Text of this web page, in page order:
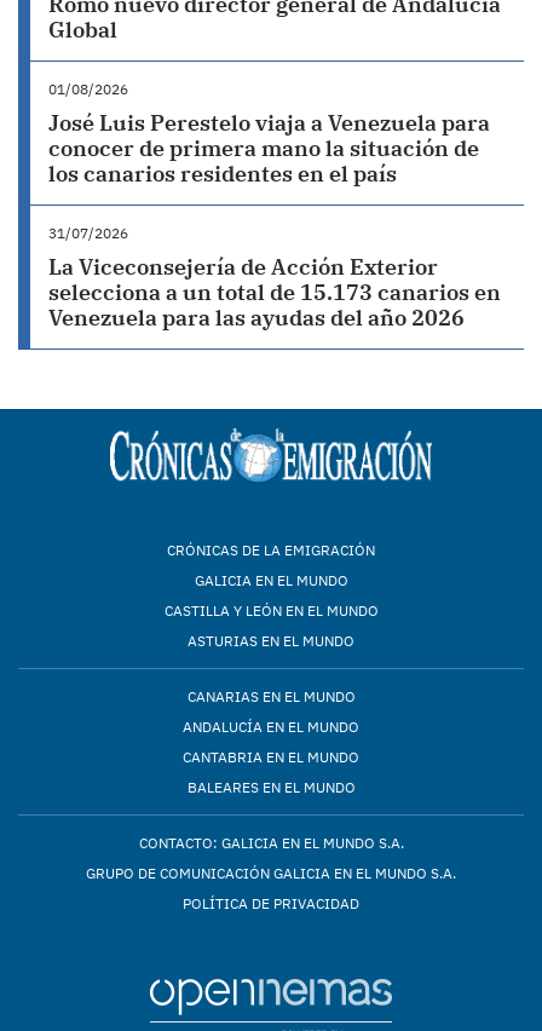
Global
01/08/2026
José Luis Perestelo viaja a Venezuela para
conocer de primera mano la situación de
los canarios residentes en el país
31/07/2026
La Viceconsejería de Acción Exterior
selecciona a un total de 15.173 canarios en
Venezuela para las ayudas del año 2026
CRÓNICAS DE LA EMIGRACIÓN
GALICIA EN EL MUNDO
CASTILLA Y LEÓN EN EL MUNDO
ASTURIAS EN EL MUNDO
CANARIAS EN EL MUNDO
ANDALUCÍA EN EL MUNDO
CANTABRIA EN EL MUNDO
BALEARES EN EL MUNDO
CONTACTO: GALICIA EN EL MUNDO S.A.
GRUPO DE COMUNICACIÓN GALICIA EN EL MUNDO S.A.
POLÍTICA DE PRIVACIDAD